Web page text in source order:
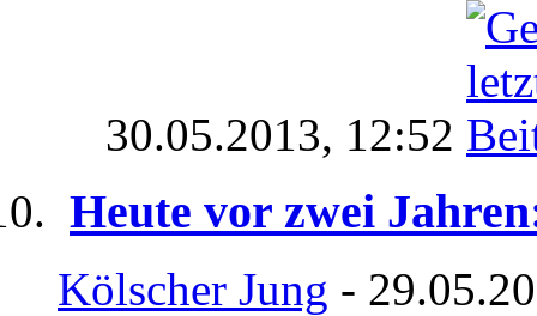
30.05.2013, 12:52
Heute vor zwei
Kölscher Jung -